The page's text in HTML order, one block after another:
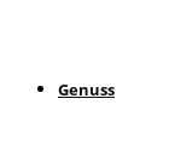
Genuss